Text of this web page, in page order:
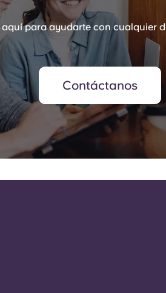
aquí para ayudarte con cualquier
Contáctanos